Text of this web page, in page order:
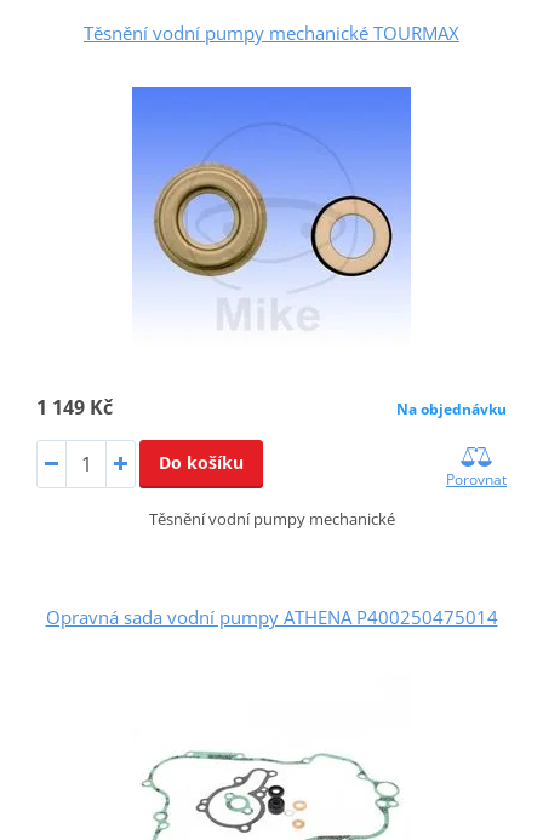
Těsnění vodní pumpy mechanické TOURMAX
1 149 Kč Na objednávku
Do košíku
Porovnat
Těsnění vodní pumpy mechanické
Opravná sada vodní pumpy ATHENA P400250475014